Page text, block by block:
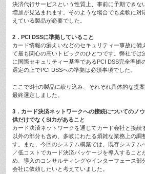
決済代行サービスという性質上、事前に予期できな
増加が見込まれます。そのような場合でも柔軟に対
えている製品が必要でした。
2．PCI DSSに準拠していること
カード情報の漏えいなどのセキュリティー事故に備
て最も関心の高いトピックのひとつです。弊社では
に国際セキュリティー基準であるPCI DSS完全準拠
選定の上でPCI DSSへの準拠は必須事項でした。
ここで3社の製品に絞り込み、それぞれ具体的な提
最終選定しました。
3．カード決済ネットワークへの接続についてのノ
供だけでなくSI力があること
カード決済ネットワークを通じてカード会社と接続
以外の部分も含め、多岐にわたる煩雑な業務上の調
す。また、今回のシステム構築では、既存システム
／低コストでカード決済パッケージを導入すること
め、導入のコンサルティングやインターフェース部
会社に依頼したいと考えていました。